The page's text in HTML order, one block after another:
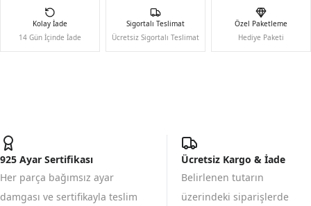
Kolay İade
14 Gün İçinde İade
Sigortalı Teslimat
Ücretsiz Sigortalı Teslimat
Özel Paketleme
Hediye Paketi
925 Ayar Sertifikası
Her parça bağımsız ayar
damgası ve sertifikayla teslim
Ücretsiz Kargo & İade
Belirlenen tutarın
üzerindeki siparişlerde